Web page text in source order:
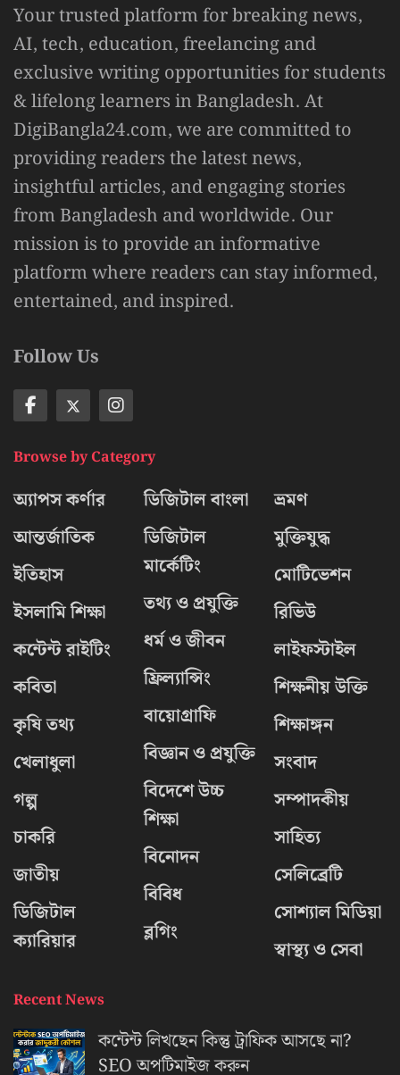
Your trusted platform for breaking news,
AI, tech, education, freelancing and
exclusive writing opportunities for students
& lifelong learners in Bangladesh. At
DigiBangla24.com, we are committed to
providing readers the latest news,
insightful articles, and engaging stories
from Bangladesh and worldwide. Our
mission is to provide an informative
platform where readers can stay informed,
entertained, and inspired.
Follow Us
Browse by Category
অ্যাপস কর্ণার
আন্তর্জাতিক
ইতিহাস
ইসলামি শিক্ষা
কন্টেন্ট রাইটিং
কবিতা
কৃষি তথ্য
খেলাধুলা
গল্প
চাকরি
জাতীয়
ডিজিটাল
ক্যারিয়ার
ডিজিটাল বাংলা
ডিজিটাল
মার্কেটিং
তথ্য ও প্রযুক্তি
ধর্ম ও জীবন
ফ্রিল্যান্সিং
বায়োগ্রাফি
বিজ্ঞান ও প্রযুক্তি
বিদেশে উচ্চ
শিক্ষা
বিনোদন
বিবিধ
ব্লগিং
ভ্রমণ
মুক্তিযুদ্ধ
মোটিভেশন
রিভিউ
লাইফস্টাইল
শিক্ষনীয় উক্তি
শিক্ষাঙ্গন
সংবাদ
সম্পাদকীয়
সাহিত্য
সেলিব্রেটি
সোশ্যাল মিডিয়া
স্বাস্থ্য ও সেবা
Recent News
কন্টেন্ট লিখছেন কিন্তু ট্রাফিক আসছে না?
‍SEO অপটিমাইজ করুন